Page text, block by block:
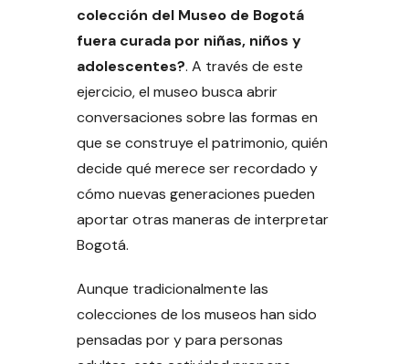
colección del Museo de Bogotá
fuera curada por niñas, niños y
adolescentes?. A través de este
ejercicio, el museo busca abrir
conversaciones sobre las formas en
que se construye el patrimonio, quién
decide qué merece ser recordado y
cómo nuevas generaciones pueden
aportar otras maneras de interpretar
Bogotá.
Aunque tradicionalmente las
colecciones de los museos han sido
pensadas por y para personas